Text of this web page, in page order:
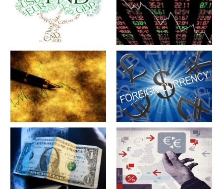
军工股[中简科技](300777)的公
司详细资料
军工股[上海瀚讯](300762)的公
司详细资料
军工股[昊华科技](600378)的公
司详细资料
江苏省[广大特材](688186)的公
司详细资料